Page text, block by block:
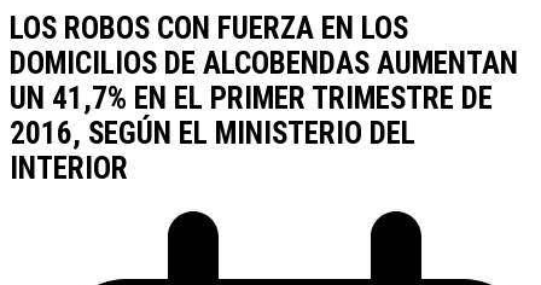
LOS ROBOS CON FUERZA EN LOS
DOMICILIOS DE ALCOBENDAS AUMENTAN
UN 41,7% EN EL PRIMER TRIMESTRE DE
2016, SEGÚN EL MINISTERIO DEL
INTERIOR